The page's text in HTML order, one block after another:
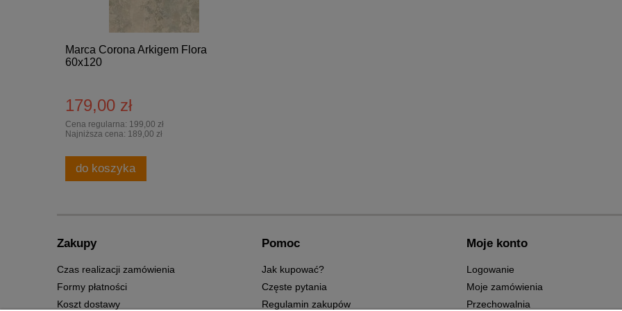
Marca Corona Arkigem Flora
60x120
179,00 zł
Cena regularna: 199,00 zł
Najniższa cena: 189,00 zł
do koszyka
Zakupy
Czas realizacji zamówienia
Formy płatności
Koszt dostawy
Pomoc
Jak kupować?
Częste pytania
Regulamin zakupów
Moje konto
Logowanie
Moje zamówienia
Przechowalnia